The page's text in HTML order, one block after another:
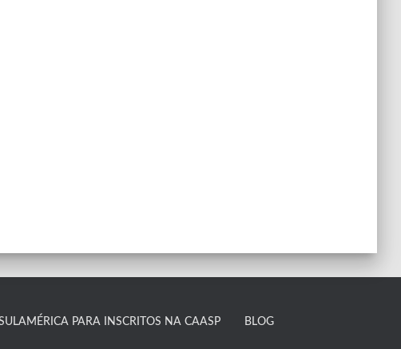
PARA INSCRITOS NA CAASP​ BLOG